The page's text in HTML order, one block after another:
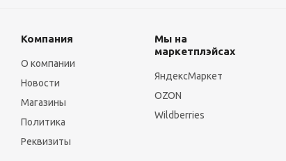
Компания
О компании
Новости
Магазины
Политика
Реквизиты
Мы на
маркетплэйсах
ЯндексМаркет
OZON
Wildberries